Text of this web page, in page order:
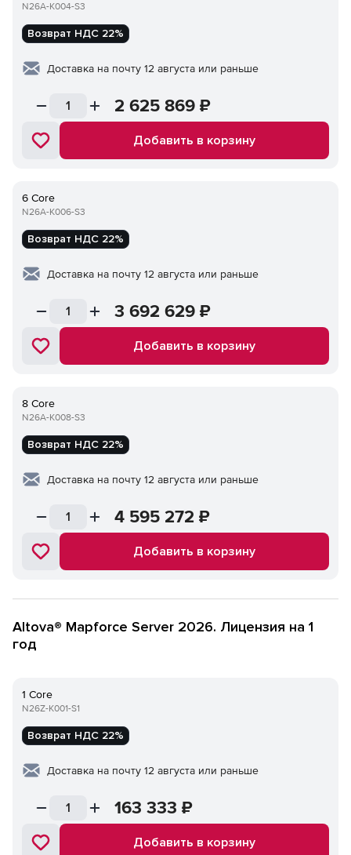
N26A-K004-S3
Возврат НДС 22%
Доставка на почту 12 августа или раньше
2 625 869 ₽
Добавить в корзину
6 Core
N26A-K006-S3
Возврат НДС 22%
Доставка на почту 12 августа или раньше
3 692 629 ₽
Добавить в корзину
8 Core
N26A-K008-S3
Возврат НДС 22%
Доставка на почту 12 августа или раньше
4 595 272 ₽
Добавить в корзину
Altova® Mapforce Server 2026. Лицензия на 1
год
1 Core
N26Z-K001-S1
Возврат НДС 22%
Доставка на почту 12 августа или раньше
163 333 ₽
Добавить в корзину